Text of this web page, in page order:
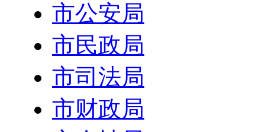
市公安局
市民政局
市司法局
市财政局